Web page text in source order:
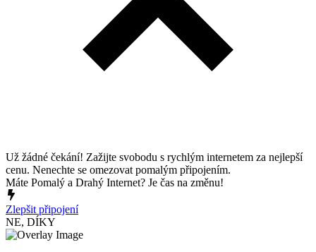
Už žádné čekání! Zažijte svobodu s rychlým internetem za nejlepší
cenu. Nenechte se omezovat pomalým připojením.
Máte Pomalý a Drahý Internet? Je čas na změnu!
Zlepšit připojení
NE, DÍKY